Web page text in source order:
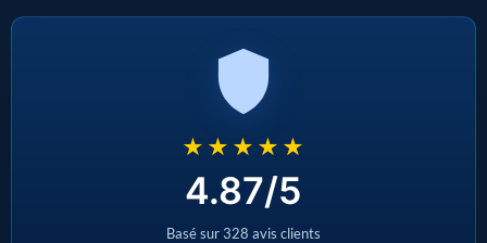
★★★★★
4.87/5
Basé sur 328 avis clients